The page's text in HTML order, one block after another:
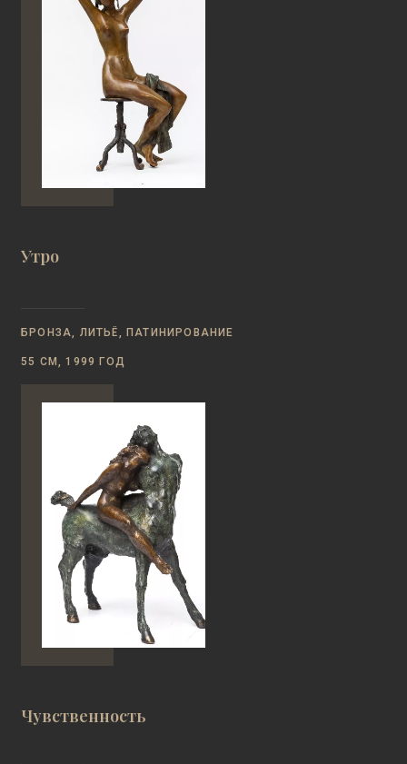
Утро
БРОНЗА, ЛИТЬЁ, ПАТИНИРОВАНИЕ
55 СМ, 1999 ГОД
Чувственность